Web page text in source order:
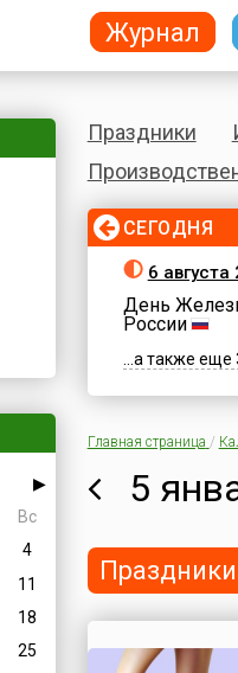
▶
Вс
4
11
18
25
Праздники
СЕГОДНЯ
6 августа
День
России
...а также
Главная страница /
5
Праздники
Журнал